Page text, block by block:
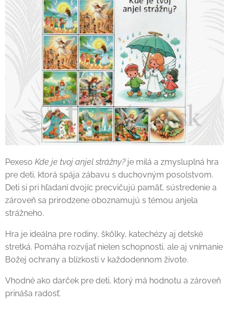
Pexeso Kde je tvoj anjel strážny?je milá a zmysluplná hra
pre deti, ktorá spája zábavu s duchovným posolstvom.
Deti si pri hľadaní dvojíc precvičujú pamäť, sústredenie a
zároveň sa prirodzene oboznamujú s témou anjela
strážneho.
Hra je ideálna pre rodiny, škôlky, katechézy aj detské
stretká. Pomáha rozvíjať nielen schopnosti, ale aj vnímanie
Božej ochrany a blízkosti v každodennom živote.
Vhodné ako darček pre deti, ktorý má hodnotu a zároveň
prináša radosť.